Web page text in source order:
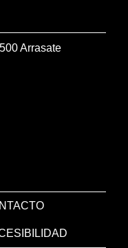
Arrasate